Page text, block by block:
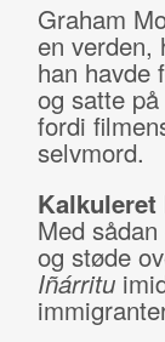
Graham
en verden,
han havde
og satte
fordi
selvmord.
Kalkuleret
Med
og støde
Iñárritu